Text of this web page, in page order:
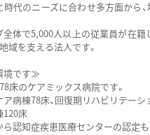
代のニーズに合わせ多方面から
体で5,000人以上の従業員が在籍
域を支える法人です。
境です≫
床のケアミックス病院です。
病棟78床、回復期リハビリテーシ
120床
認知症疾患医療センターの認定も